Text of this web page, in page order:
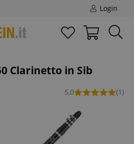
Login
Clarinetto in Sib
5,0 (1)